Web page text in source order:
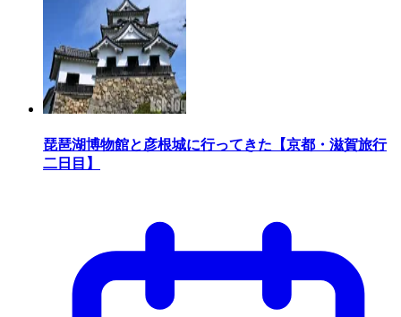
琵琶湖博物館と彦根城に行ってきた【京都・滋賀旅行
二日目】